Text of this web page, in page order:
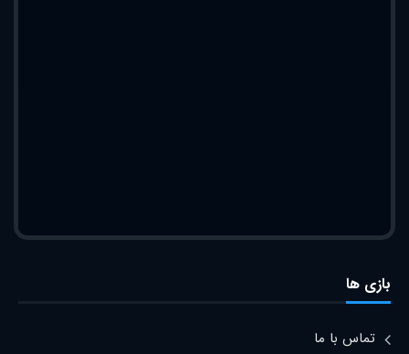
بازی ها
تماس با ما